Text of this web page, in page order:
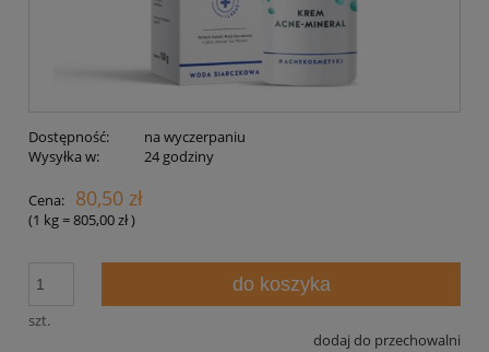
Dostępność:
na wyczerpaniu
Wysyłka w:
24 godziny
Cena: 80,50 zł
(1 kg=805,00 zł)
szt.
do koszyka
dodaj do przechowalni